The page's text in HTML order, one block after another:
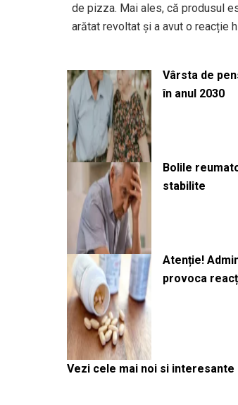
de pizza. Mai ales, că produsul
arătat revoltat și a avut o reacție
Vârsta de
în anul 2030
Bolile
stabilite
Atenție!
provoca
Vezi cele mai noi si